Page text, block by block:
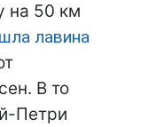
на 50 км
лавина
В то
Петри